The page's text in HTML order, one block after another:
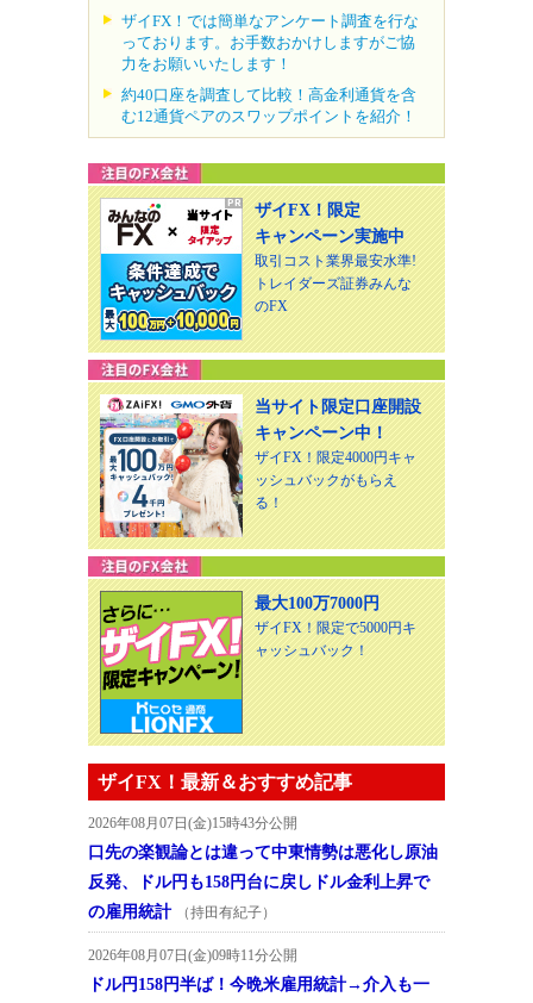
ザイFX！では簡単なアンケート調査を行な
っております。お手数おかけしますがご協
力をお願いいたします！
約40口座を調査して比較！高金利通貨を含
む12通貨ペアのスワップポイントを紹介！
ザイFX！限定
キャンペーン実施中
取引コスト業界最安水準!
トレイダーズ証券みんな
のFX
当サイト限定口座開設
キャンペーン中！
ザイFX！限定4000円キャ
ッシュバックがもらえ
る！
最大100万7000円
ザイFX！限定で5000円キ
ャッシュバック！
ザイFX！最新＆おすすめ記事
2026年08月07日(金)15時43分公開
口先の楽観論とは違って中東情勢は悪化し原油
反発、ドル円も158円台に戻しドル金利上昇で
の雇用統計
（持田有紀子）
2026年08月07日(金)09時11分公開
ドル円158円半ば！今晩米雇用統計→介入も一